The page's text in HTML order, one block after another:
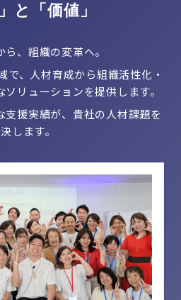
と「価値」
、組織の変革へ。
、人材育成から組織活性化・
リューションを提供します。
支援実績が、貴社の人材課題を
します。